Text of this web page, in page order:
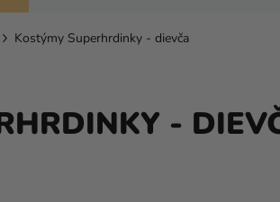
Kostýmy Superhrdinky - dievča
-